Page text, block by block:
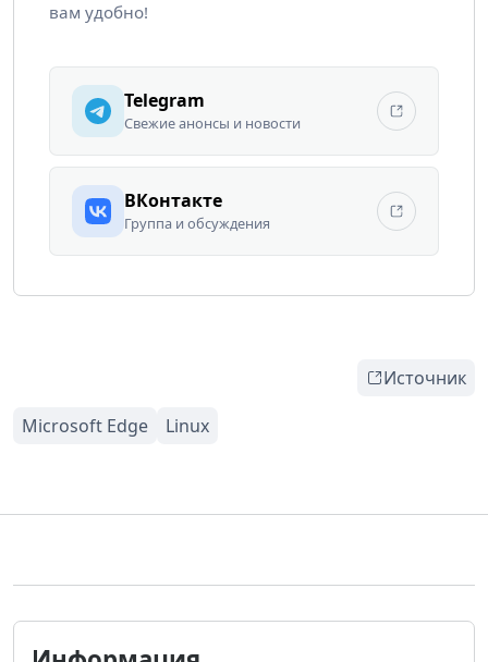
вам удобно!
Telegram
Свежие анонсы и новости
ВКонтакте
Группа и обсуждения
Источник